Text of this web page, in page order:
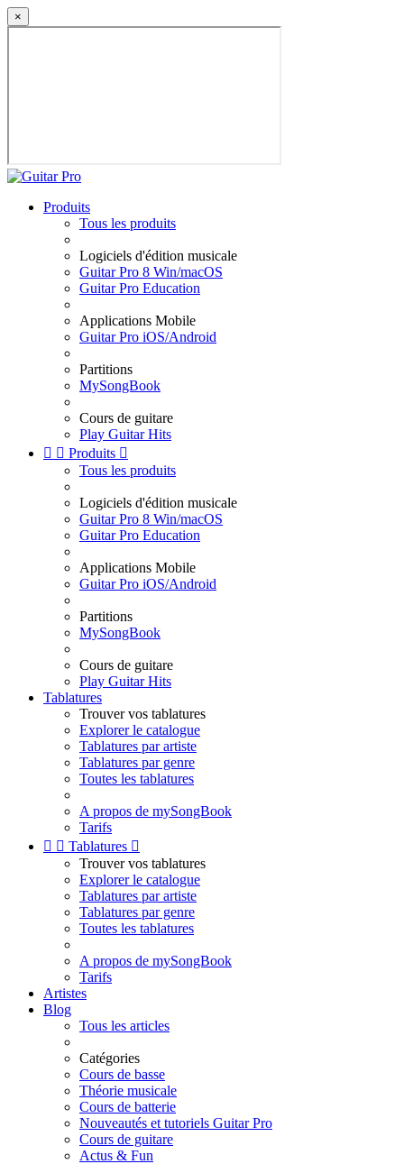
×
Produits
Tous les produits
Logiciels d'édition musicale
Guitar Pro 8 Win/macOS
Guitar Pro Education
Applications Mobile
Guitar Pro iOS/Android
Partitions
MySongBook
Cours de guitare
Play Guitar Hits
  Produits 
Tous les produits
Logiciels d'édition musicale
Guitar Pro 8 Win/macOS
Guitar Pro Education
Applications Mobile
Guitar Pro iOS/Android
Partitions
MySongBook
Cours de guitare
Play Guitar Hits
Tablatures
Trouver vos tablatures
Explorer le catalogue
Tablatures par artiste
Tablatures par genre
Toutes les tablatures
A propos de mySongBook
Tarifs
  Tablatures 
Trouver vos tablatures
Explorer le catalogue
Tablatures par artiste
Tablatures par genre
Toutes les tablatures
A propos de mySongBook
Tarifs
Artistes
Blog
Tous les articles
Catégories
Cours de basse
Théorie musicale
Cours de batterie
Nouveautés et tutoriels Guitar Pro
Cours de guitare
Actus & Fun